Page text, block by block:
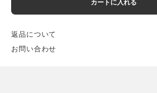
収穫したてのトウモロコシからはぎ取り、
細くカットした皮を、指先で撚り、紐を作
返品について
お問い合わせ